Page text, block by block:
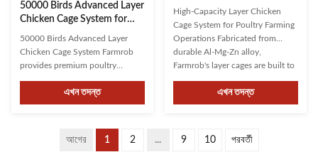
50000 Birds Advanced Layer
Chicken Cage System for
Domestic and Abroad
Poultry Farming
50000 Birds Advanced Layer
Chicken Cage System Farmrob
provides premium poultry
and international customers. Our
comprehensive product line
এখন তদন্ত
High-Capacity Layer Chicken
Cage System for Poultry Farming
Operations Fabricated from
durable Al-Mg-Zn alloy,
Farmrob's layer cages are built to
offering excellent resistance to
corrosion and rust. Their sturdy
এখন তদন্ত
আগের 1 2 ... 9 10 পরবর্তী